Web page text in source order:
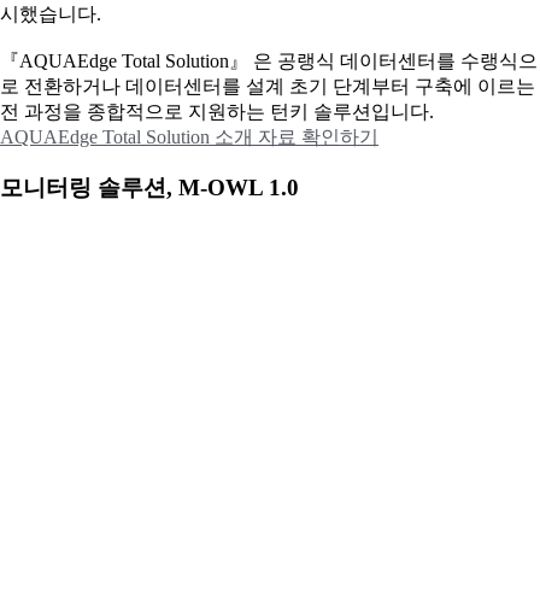
시했습니다.
『AQUAEdge Total Solution』 은 공랭식 데이터센터를 수랭식으
로 전환하거나 데이터센터를 설계 초기 단계부터 구축에 이르는
전 과정을 종합적으로 지원하는 턴키 솔루션입니다.
AQUAEdge Total Solution 소개 자료 확인하기
모니터링 솔루션, M-OWL 1.0